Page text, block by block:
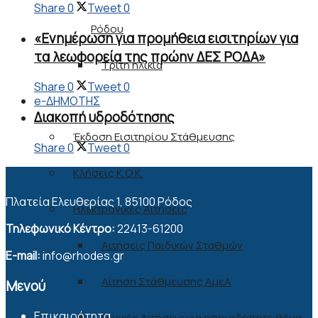
Ρόδου
Τρίτη ηλικία
e-ΔΗΜΟΤΗΣ
Έκδοση Εισιτηρίου Στάθμευσης
Κλήσεις Κ.Ο.Κ.
Ηλεκτρονικές Αιτήσεις
Αιτήσεις Παιδικών Σταθμών
Αίτηση Στάθμευσης ΑμεΑ
Share0 Tweet0
«Ενημέρωση για προμήθεια εισιτηρίων για
τα λεωφορεία της πρώην ΔΕΣ ΡΟΔΑ»
Share0 Tweet0
Διακοπή υδροδότησης
Share0 Tweet0
Πλατεία Ελευθερίας 1, 85100 Ρόδος
Τηλεφωνικό Κέντρο:22413-61200
E-mail:info@rhodes.gr
Μενού